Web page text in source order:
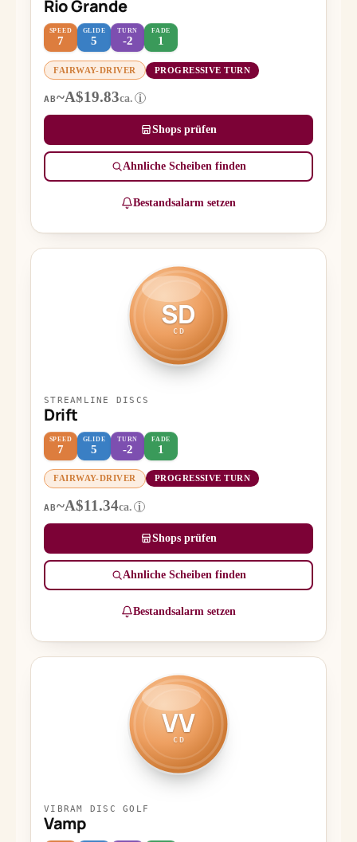
Rio Grande
SPEED
7
GLIDE
5
TURN
-2
FADE
1
FAIRWAY-DRIVER PROGRESSIVE TURN
AB~A$19.83ca. i
Shops prüfen
Ähnliche Scheiben finden
Bestandsalarm setzen
SD
CD
STREAMLINE DISCS
Drift
SPEED
7
GLIDE
5
TURN
-2
FADE
1
FAIRWAY-DRIVER PROGRESSIVE TURN
AB~A$11.34ca. i
Shops prüfen
Ähnliche Scheiben finden
Bestandsalarm setzen
VV
CD
VIBRAM DISC GOLF
Vamp